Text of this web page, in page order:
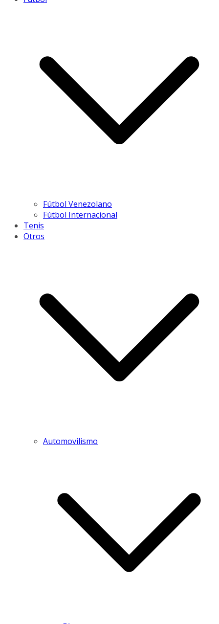
Fútbol Venezolano
Fútbol Internacional
Tenis
Otros
Automovilismo